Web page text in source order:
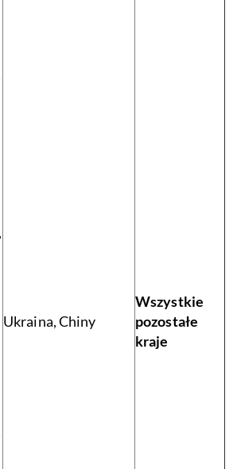
Ukraina, Chiny
Wszystkie
pozostałe
kraje